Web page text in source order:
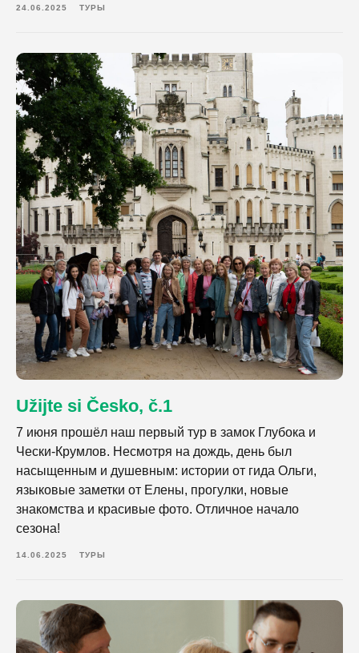
24.06.2025 ТУРЫ
Užijte si Česko, č.1
7 июня прошёл наш первый тур в замок Глубока и
Чески-Крумлов. Несмотря на дождь, день был
насыщенным и душевным: истории от гида Ольги,
языковые заметки от Елены, прогулки, новые
знакомства и красивые фото. Отличное начало
сезона!
14.06.2025 ТУРЫ